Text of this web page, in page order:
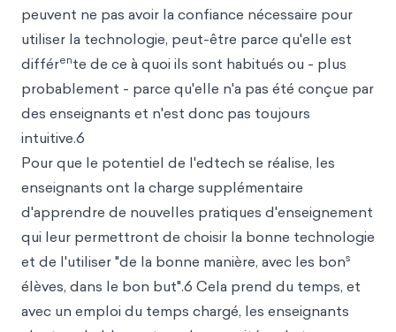
peuvent ne pas avoir la confiance nécessaire pour
utiliser la technologie, peut-être parce qu'elle est
différente de ce à quoi ils sont habitués ou - plus
probablement - parce qu'elle n'a pas été conçue par
des enseignants et n'est donc pas toujours
intuitive.6
Pour que le potentiel de l'edtech se réalise, les
enseignants ont la charge supplémentaire
d'apprendre de nouvelles pratiques d'enseignement
qui leur permettront de choisir la bonne technologie
et de l'utiliser "de la bonne manière, avec les bons
élèves, dans le bon but".6 Cela prend du temps, et
avec un emploi du temps chargé, les enseignants